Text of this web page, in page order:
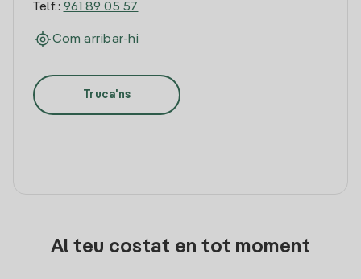
Telf.: 961 89 05 57
Com arribar-hi
Truca'ns
Al teu costat en tot moment